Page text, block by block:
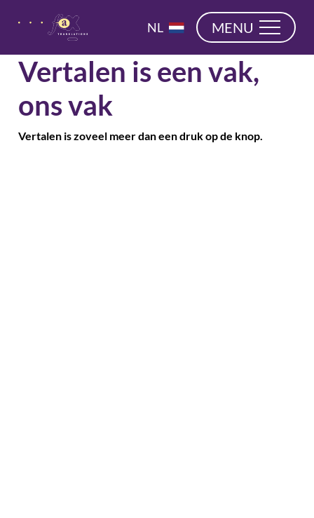
NL
DE
MENU
Vertalen is een vak,
ons vak
Vertalen is zoveel meer dan een druk op de knop.